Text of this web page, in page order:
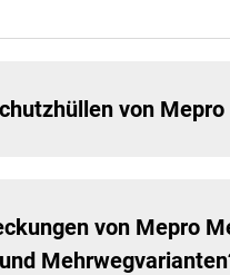
von
von Mepro